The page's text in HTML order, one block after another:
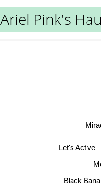
Ariel Pink's
Black
Let's Active